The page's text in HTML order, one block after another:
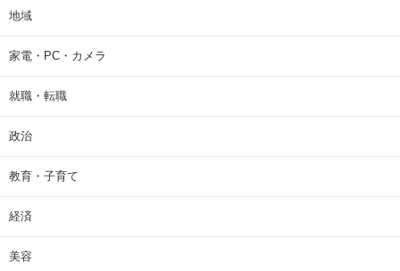
地域
家電・PC・カメラ
就職・転職
政治
教育・子育て
経済
美容